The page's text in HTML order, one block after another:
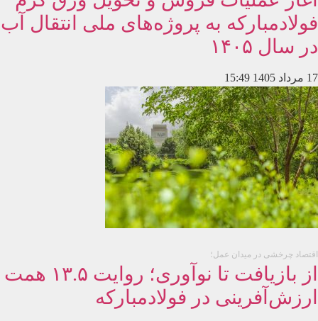
فولادمبارکه به پروژه‌های ملی انتقال آب
در سال ۱۴۰۵
17 مرداد 1405 15:49
اقتصاد چرخشی در میدان عمل؛
از بازیافت تا نوآوری؛ روایت ۱۳.۵ همت
ارزش‌آفرینی در فولادمبارکه